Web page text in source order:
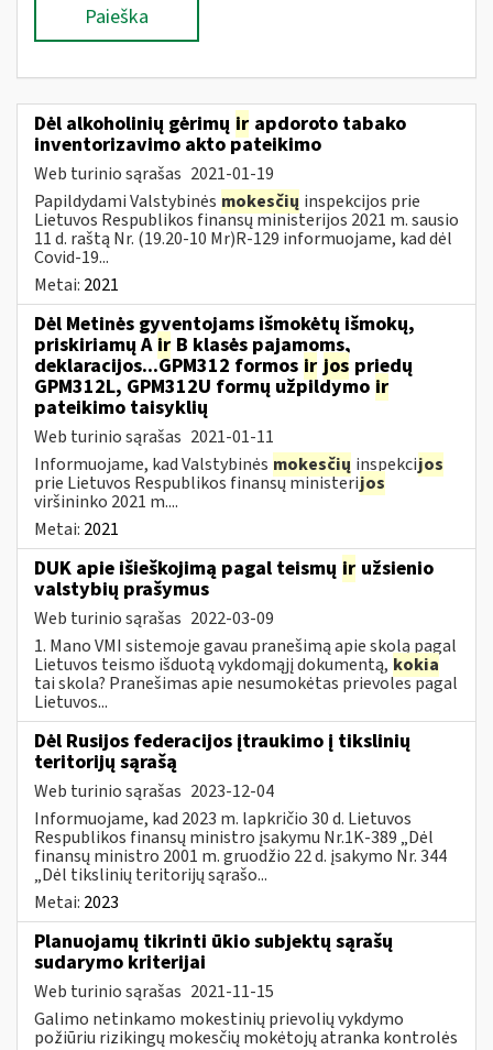
Paieška
Dėl alkoholinių gėrimų ir apdoroto tabako
inventorizavimo akto pateikimo
Web turinio sąrašas 2021-01-19
Papildydami Valstybinės mokesčių inspekcijos prie
Lietuvos Respublikos finansų ministerijos 2021 m. sausio
11 d. raštą Nr. (19.20-10 Mr)R-129 informuojame, kad dėl
Covid-19...
Metai: 2021
Dėl Metinės gyventojams išmokėtų išmokų,
priskiriamų A ir B klasės pajamoms,
deklaracijos...GPM312 formos ir jos priedų
GPM312L, GPM312U formų užpildymo ir
pateikimo taisyklių
Web turinio sąrašas 2021-01-11
Informuojame, kad Valstybinės mokesčių inspekcijos
prie Lietuvos Respublikos finansų ministerijos
viršininko 2021 m....
Metai: 2021
DUK apie išieškojimą pagal teismų ir užsienio
valstybių prašymus
Web turinio sąrašas 2022-03-09
1. Mano VMI sistemoje gavau pranešimą apie skolą pagal
Lietuvos teismo išduotą vykdomąjį dokumentą, kokia
tai skola? Pranešimas apie nesumokėtas prievoles pagal
Lietuvos...
Dėl Rusijos federacijos įtraukimo į tikslinių
teritorijų sąrašą
Web turinio sąrašas 2023-12-04
Informuojame, kad 2023 m. lapkričio 30 d. Lietuvos
Respublikos finansų ministro įsakymu Nr.1K-389 „Dėl
finansų ministro 2001 m. gruodžio 22 d. įsakymo Nr. 344
„Dėl tikslinių teritorijų sąrašo...
Metai: 2023
Planuojamų tikrinti ūkio subjektų sąrašų
sudarymo kriterijai
Web turinio sąrašas 2021-11-15
Galimo netinkamo mokestinių prievolių vykdymo
požiūriu rizikingų mokesčių mokėtojų atranka kontrolės